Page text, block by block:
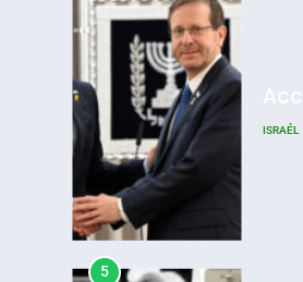
ISRAÉL
5